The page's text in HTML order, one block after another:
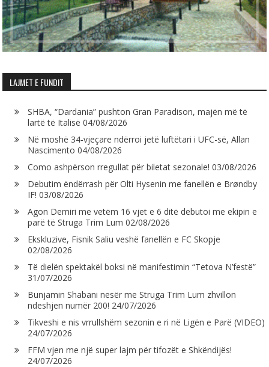
LAJMET E FUNDIT
SHBA, “Dardania” pushton Gran Paradison, majën më të
lartë të Italisë 04/08/2026
Në moshë 34-vjeçare ndërroi jetë luftëtari i UFC-së, Allan
Nascimento 04/08/2026
Como ashpërson rregullat për biletat sezonale! 03/08/2026
Debutim ëndërrash për Olti Hysenin me fanellën e Brøndby
IF! 03/08/2026
Agon Demiri me vetëm 16 vjet e 6 ditë debutoi me ekipin e
parë të Struga Trim Lum 02/08/2026
Ekskluzive, Fisnik Saliu veshë fanellën e FC Skopje
02/08/2026
Të dielën spektakël boksi në manifestimin “Tetova N’festë”
31/07/2026
Bunjamin Shabani nesër me Struga Trim Lum zhvillon
ndeshjen numër 200! 24/07/2026
Tikveshi e nis vrrullshëm sezonin e ri në Ligën e Parë (VIDEO)
24/07/2026
FFM vjen me një super lajm për tifozët e Shkëndijës!
24/07/2026